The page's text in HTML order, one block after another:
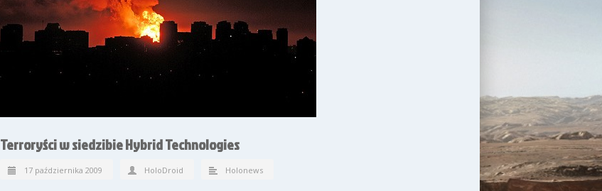
Terroryści w siedzibie Hybrid Technologies
17 października 2009 HoloDroid Holonews